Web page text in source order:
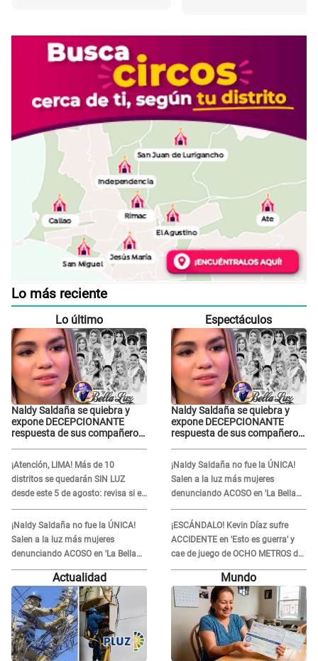
Lo más reciente
Lo último
Naldy Saldaña se quiebra y
expone DECEPCIONANTE
respuesta de sus compañeros
pasaba"
¡Atención, LIMA! Más de 10
distritos se quedarán SIN LUZ
desde este 5 de agosto: revisa si el
tuyo está en la lista
¡Naldy Saldaña no fue la ÚNICA!
Salen a la luz más mujeres
denunciando ACOSO en 'La Bella
Luz' por parte de director
Espectáculos
Naldy Saldaña se quiebra y
expone DECEPCIONANTE
respuesta de sus compañeros
pasaba"
¡Naldy Saldaña no fue la ÚNICA!
Salen a la luz más mujeres
denunciando ACOSO en 'La Bella
Luz' por parte de director
¡ESCÁNDALO! Kevin Díaz sufre
ACCIDENTE en 'Esto es guerra' y
cae de juego de OCHO METROS de
altura: "La colchoneta se rompe..."
Actualidad Mundo